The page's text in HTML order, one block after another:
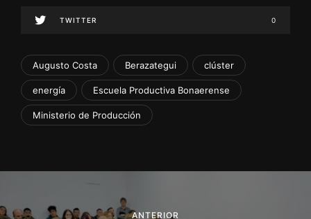
TWITTER 0
Augusto Costa Berazategui clúster
energía Escuela Productiva Bonaerense
Ministerio de Producción
a
ANTERIOR